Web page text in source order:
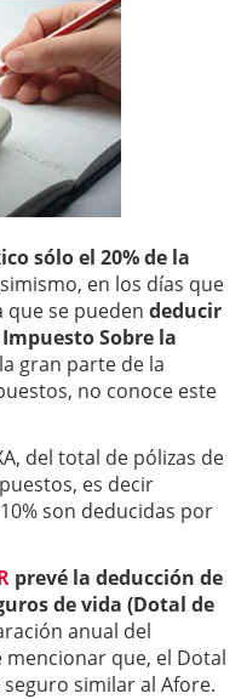
sólo el 20% de la
en los días que
que se pueden deducir
Sobre la
gran parte de la
no conoce este
del total de pólizas de
es decir
son deducidas por
prevé la deducción de
de vida (Dotal de
anual del
mencionar que, el Dotal
similar al Afore.